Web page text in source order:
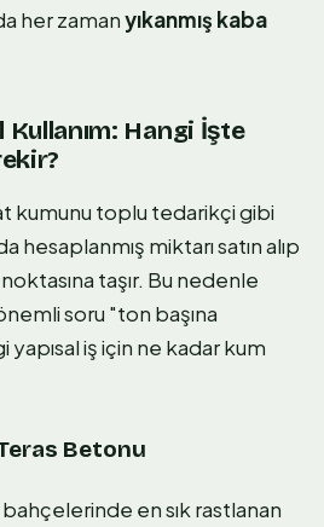
her zamanyıkanmış kaba
Kullanım: Hangi İşte
kumunu toplu tedarikçi gibi
hesaplanmış miktarı satın alıp
taşır. Bu nedenle
soru "ton başına
iş için ne kadar kum
Betonu
en sık rastlanan